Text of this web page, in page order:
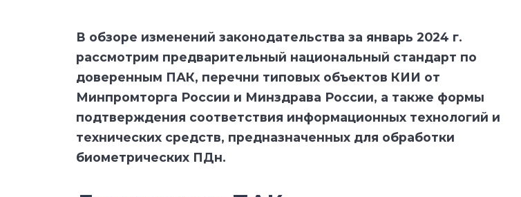
В обзоре изменений законодательства за январь 2024 г.
рассмотрим предварительный национальный стандарт по
доверенным ПАК, перечни типовых объектов КИИ от
Минпромторга России и Минздрава России, а также формы
подтверждения соответствия информационных технологий и
технических средств, предназначенных для обработки
биометрических ПДн.